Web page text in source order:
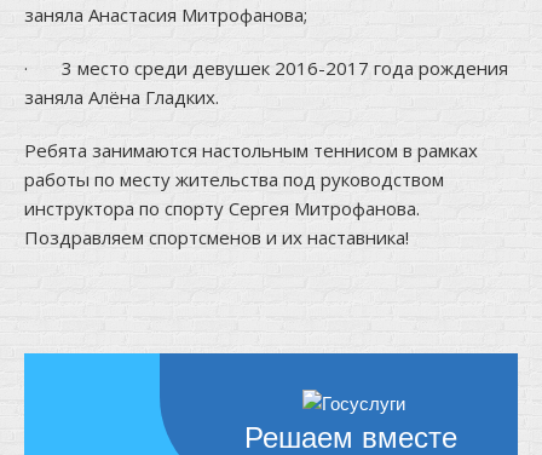
заняла Анастасия Митрофанова;
· 3 место среди девушек 2016-2017 года рождения
заняла Алёна Гладких.
Ребята занимаются настольным теннисом в рамках
работы по месту жительства под руководством
инструктора по спорту Сергея Митрофанова.
Поздравляем спортсменов и их наставника!
Решаем вместе